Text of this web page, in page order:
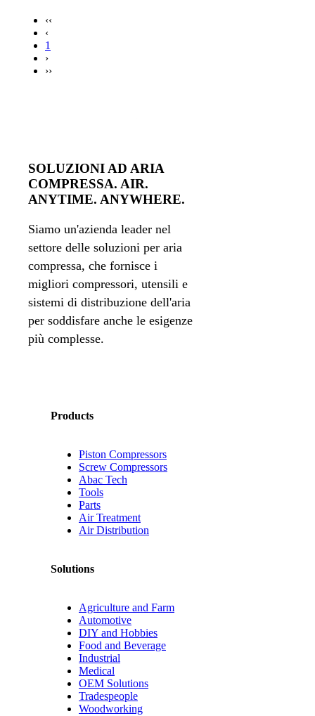
‹‹
‹
1
›
››
SOLUZIONI AD ARIA
COMPRESSA. AIR.
ANYTIME. ANYWHERE.
Siamo un'azienda leader nel
settore delle soluzioni per aria
compressa, che fornisce i
migliori compressori, utensili e
sistemi di distribuzione dell'aria
per soddisfare anche le esigenze
più complesse.
Products
Piston Compressors
Screw Compressors
Abac Tech
Tools
Parts
Air Treatment
Air Distribution
Solutions
Agriculture and Farm
Automotive
DIY and Hobbies
Food and Beverage
Industrial
Medical
OEM Solutions
Tradespeople
Woodworking